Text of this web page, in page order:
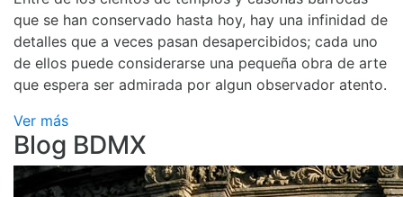
que se han conservado hasta hoy, hay una infinidad de
detalles que a veces pasan desapercibidos; cada uno
de ellos puede considerarse una pequeña obra de arte
que espera ser admirada por algun observador atento.
Ver más
Blog BDMX